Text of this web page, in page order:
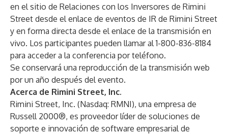
en el sitio de Relaciones con los Inversores de Rimini
Street desde elenlace de eventos de IR de Rimini Street
y en forma directa desde elenlace de la transmisión en
vivo. Los participantes pueden llamar al 1-800-836-8184
para acceder a la conferencia por teléfono.
Se conservará una reproducción de la transmisión web
por un año después del evento.
Acerca de Rimini Street, Inc.
Rimini Street, Inc. (Nasdaq: RMNI), una empresa de
Russell 2000®, es proveedor líder de soluciones de
soporte e innovación de software empresarial de